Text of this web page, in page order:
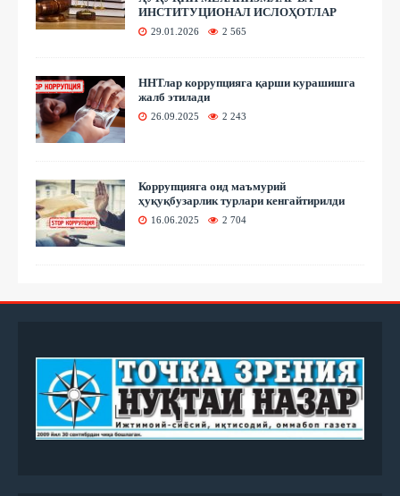
ИНСТИТУЦИОНАЛ ИСЛОҲОТЛАР
29.01.2026 2 565
ННТлар коррупцияга қарши курашишга
жалб этилади
26.09.2025 2 243
Коррупцияга оид маъмурий
ҳуқуқбузарлик турлари кенгайтирилди
16.06.2025 2 704